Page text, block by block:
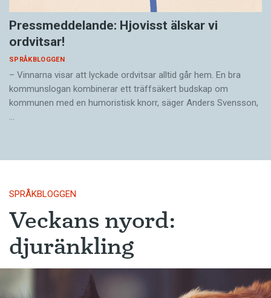
Pressmeddelande: Hjovisst älskar vi
ordvitsar!
SPRÅKBLOGGEN
– Vinnarna visar att lyckade ordvitsar alltid går hem. En bra
kommunslogan kombinerar ett träffsäkert budskap om
kommunen med en humoristisk knorr, säger Anders Svensson,
…
SPRÅKBLOGGEN
Veckans nyord:
djuränkling